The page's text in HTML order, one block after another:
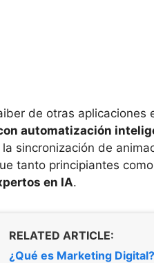
de otras aplicaciones
automatización
sincronización de
tanto principiantes
en IA.
RELATED ARTICLE:
¿Qué es Marketing